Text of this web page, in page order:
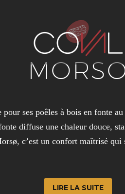
pour ses poêles à bois en fonte
diffuse une chaleur douce,
c’est un confort maîtrisé qui
LIRE LA SUITE